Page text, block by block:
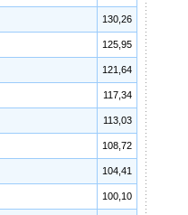
130,26
125,95
121,64
117,34
113,03
108,72
104,41
100,10